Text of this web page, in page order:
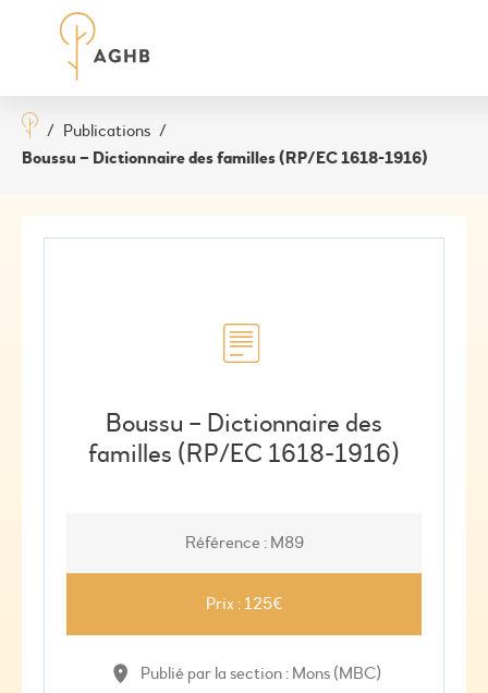
/ Publications /
Boussu – Dictionnaire des familles (RP/EC 1618-1916)
Boussu – Dictionnaire des
familles (RP/EC 1618-1916)
Référence : M89
Prix : 125€
Publié par la section : Mons (MBC)